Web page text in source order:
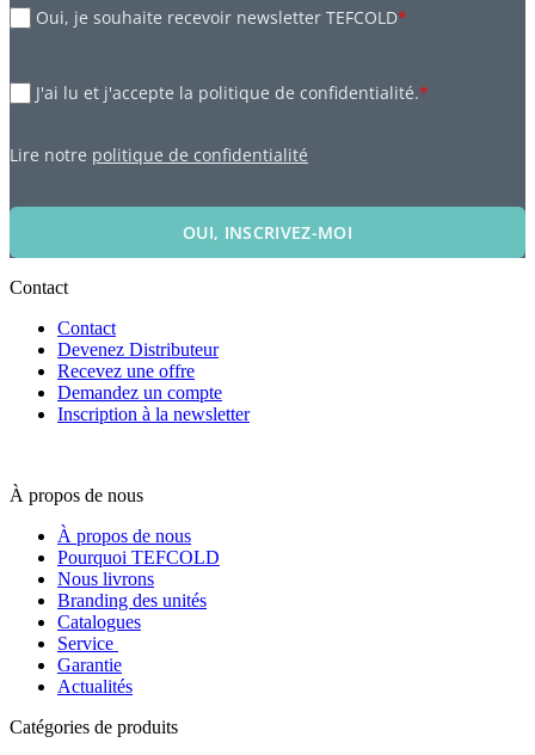
Oui, je souhaite recevoir newsletter TEFCOLD*
J'ai lu et j'accepte la politique de confidentialité.*
Lire notre politique de confidentialité
OUI, INSCRIVEZ-MOI
Contact
Contact
Devenez Distributeur
Recevez une offre
Demandez un compte
Inscription à la newsletter
À propos de nous
À propos de nous
Pourquoi TEFCOLD
Nous livrons
Branding des unités
Catalogues
Service
Garantie
Actualités
Catégories de produits